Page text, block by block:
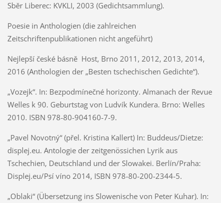
Sběr Liberec: KVKLI, 2003 (Gedichtsammlung).
Poesie in Anthologien (die zahlreichen
Zeitschriftenpublikationen nicht angeführt)
Nejlepší české básně Host, Brno 2011, 2012, 2013, 2014,
2016 (Anthologien der „Besten tschechischen Gedichte“).
„Vozejk“. In: Bezpodmínečné horizonty. Almanach der Revue
Welles k 90. Geburtstag von Ludvík Kundera. Brno: Welles
2010. ISBN 978-80-904160-7-9.
„Pavel Novotný“ (přel. Kristina Kallert) In: Buddeus/Dietze:
displej.eu. Antologie der zeitgenössichen Lyrik aus
Tschechien, Deutschland und der Slowakei. Berlín/Praha:
Displej.eu/Psí víno 2014, ISBN 978-80-200-2344-5.
„Oblaki“ (Übersetzung ins Slowenische von Peter Kuhar). In: